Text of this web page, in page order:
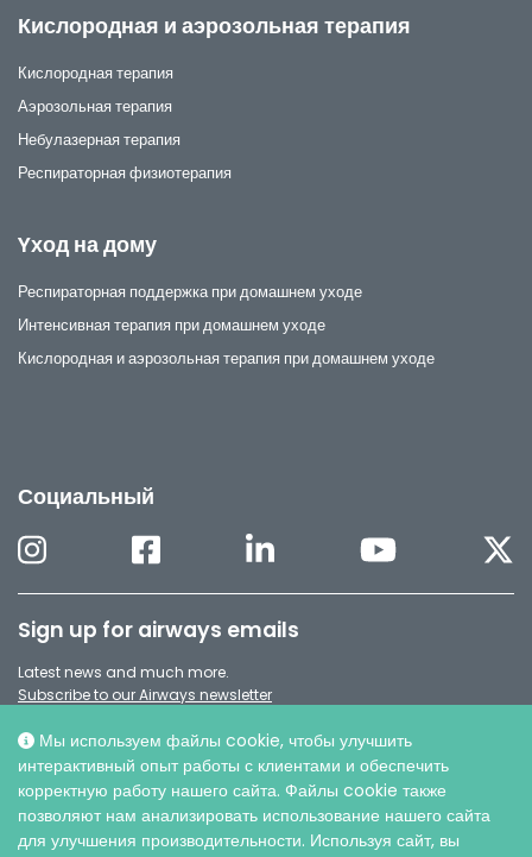
Мы используем файлы cookie, чтобы улучшить
интерактивный опыт работы с клиентами и обеспечить
корректную работу нашего сайта. Файлы cookie также
позволяют нам анализировать использование нашего сайта
для улучшения производительности. Используя сайт, вы
Кислородная и аэрозольная терапия
Кислородная терапия
Аэрозольная терапия
Небулазерная терапия
Респираторная физиотерапия
Yход на дому
Респираторная поддержка при домашнем уходе
Интенсивная терапия при домашнем уходе
Кислородная и аэрозольная терапия при домашнем уходе
Социальный
Sign up for airways emails
Latest news and much more.
Subscribe to our Airways newsletter